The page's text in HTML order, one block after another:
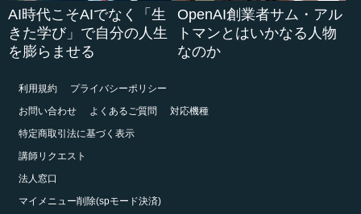
AI時代こそAIでなく「生
きた学び」で自分の人生
を膨らませる
OpenAI創業者サム・アル
トマンとはいかなる人物
なのか
利用規約
プライバシーポリシー
お問い合わせ
よくあるご質問
対応機種
特定商取引法に基づく表示
講師リクエスト
法人窓口
マイメニュー削除(spモード決済)